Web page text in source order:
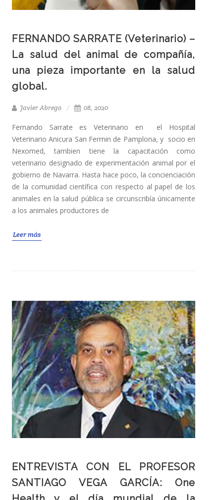
FERNANDO SARRATE (Veterinario) –
La salud del animal de compañía,
una pieza importante en la salud
global.
Javier Abrego 08, 2020
Fernando Sarrate es Veterinario en el Hospital
Veterinario Anicura San Fermin de Pamplona, y socio en
Nexomed, tambien tiene la capacitación como
veterinario designado de experimentación animal por el
gobierno de Navarra. Hasta hace poco, la concienciación
de la comunidad científica con respecto al papel de los
animales en la salud pública se circunscribía únicamente
a los animales productores de
Leer más
ENTREVISTA CON EL PROFESOR
SANTIAGO VEGA GARCÍA: One